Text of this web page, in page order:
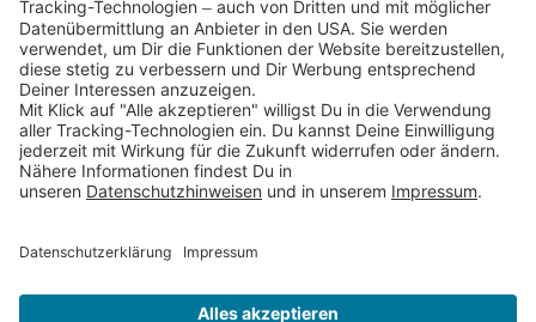
Folge uns auf
* Versandkostenfrei ab 9,00 € Bestellwert innerhalb
Deutschlands
** Lieferzeit 1-3 Werktage innerhalb Deutschlands
Thienemann-Esslinger Verlag GmbH, Blumenstraße 36, D-70182